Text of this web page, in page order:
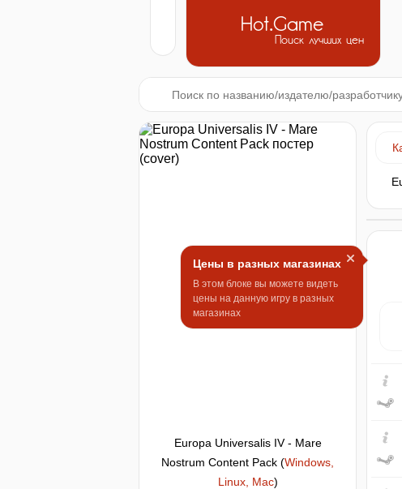
Hot.Game
Поиск лучших цен
Europa Universalis IV - Mare
Nostrum Content Pack (Windows,
Linux, Mac)
Цены в разных магазинах
В этом блоке вы можете видеть
цены на данную игру в разных
магазинах